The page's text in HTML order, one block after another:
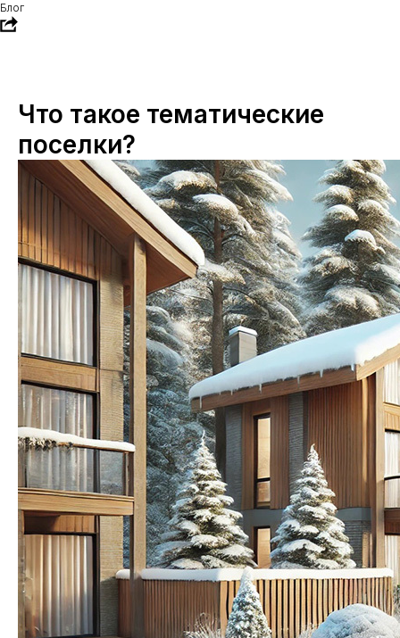
Блог
Что такое тематические
поселки?